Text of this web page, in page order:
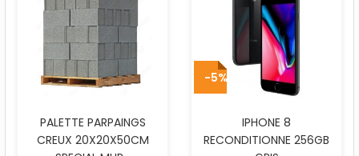
PALETTE PARPAINGS
CREUX 20X20X50CM
IPHONE 8
RECONDITIONNE 256GB
-5%